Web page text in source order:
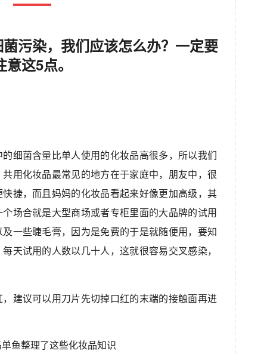
污染，我们应该怎么办？一定要
意这5点。
细菌含量比单人使用的化妆品高很多，所以我们
用化妆品最常见的地方在于家庭中，朋友中，很
捷，而且妈妈的化妆品看起来好像更加高级，其
场合就是大型商场或者专柜里面的大品牌的试用
一些睫毛膏，因为是免费的于是就随便用，要知
天试用的人数以几十人，这就很容易交叉感染，
建议可以用刀片先切掉口红的末端的接触面再进